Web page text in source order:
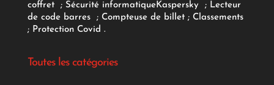
coffret ; Sécurité informatiqueKaspersky ; Lecteur
de code barres
; Compteuse de billet; Classements
; Protection Covid .
Toutes les catégories